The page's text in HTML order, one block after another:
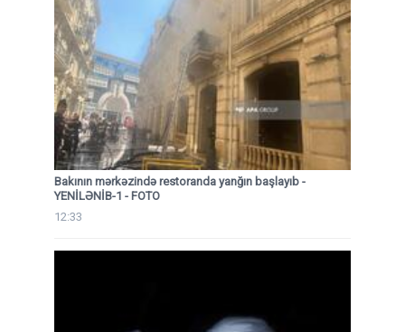
Bakının mərkəzində restoranda yanğın başlayıb -
YENİLƏNİB-1 - FOTO
12:33